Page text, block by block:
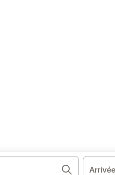
Arrivée